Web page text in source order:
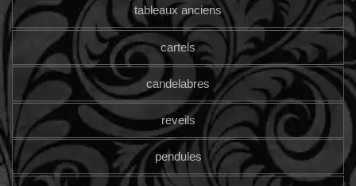
tableaux anciens
cartels
candelabres
reveils
pendules